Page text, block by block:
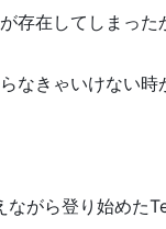
存在してしまった
なきゃいけない時
がら登り始めた